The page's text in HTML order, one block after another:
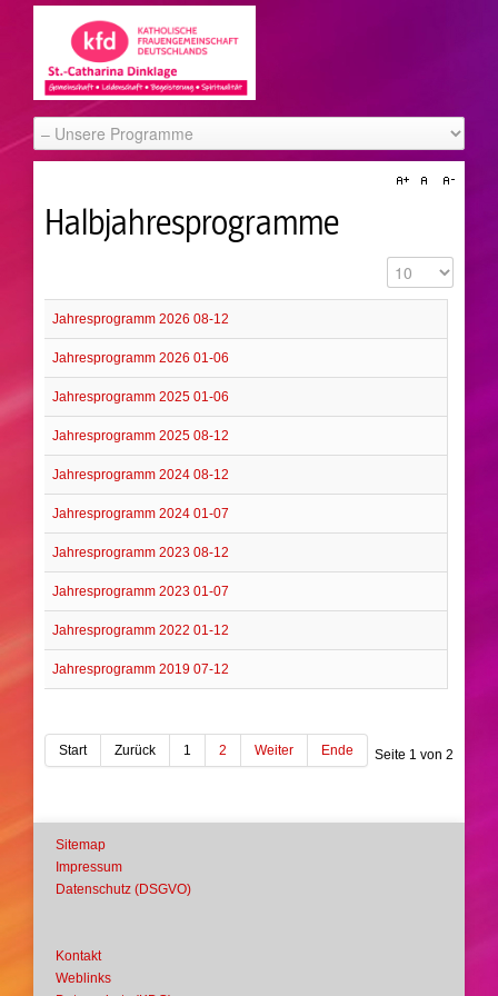
Halbjahresprogramme
Anzeige #
Jahresprogramm 2026 08-12
Jahresprogramm 2026 01-06
Jahresprogramm 2025 01-06
Jahresprogramm 2025 08-12
Jahresprogramm 2024 08-12
Jahresprogramm 2024 01-07
Jahresprogramm 2023 08-12
Jahresprogramm 2023 01-07
Jahresprogramm 2022 01-12
Jahresprogramm 2019 07-12
Seite 1 von 2
Start Zurück 1 2 Weiter Ende
Sitemap
Impressum
Datenschutz (DSGVO)
Kontakt
Weblinks